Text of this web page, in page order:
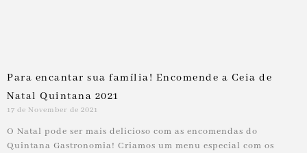
Para encantar sua família! Encomende a Ceia de
Natal Quintana 2021
17 de November de 2021
O Natal pode ser mais delicioso com as encomendas do
Quintana Gastronomia! Criamos um menu especial com os